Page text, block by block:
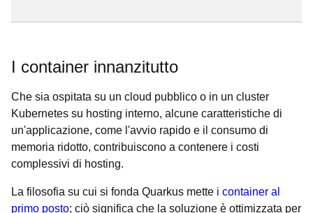
I container innanzitutto
Che sia ospitata su un cloud pubblico o in un cluster
Kubernetes su hosting interno, alcune caratteristiche di
un'applicazione, come l'avvio rapido e il consumo di
memoria ridotto, contribuiscono a contenere i costi
complessivi di hosting.
La filosofia su cui si fonda Quarkus mette i container al
primo posto; ciò significa che la soluzione è ottimizzata per